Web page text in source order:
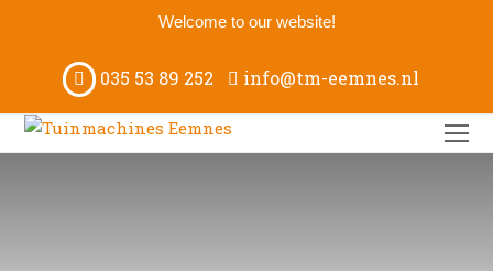
Welcome to our website!
035 53 89 252 info@tm-eemnes.nl